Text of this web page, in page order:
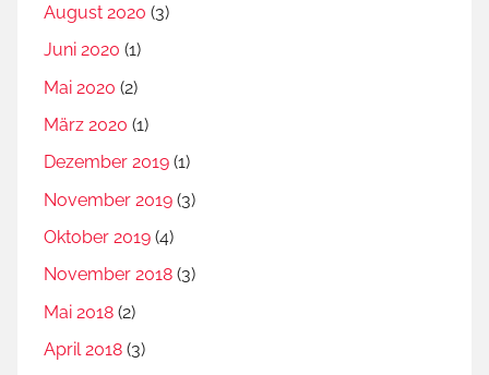
August 2020 (3)
Juni 2020 (1)
Mai 2020 (2)
März 2020 (1)
Dezember 2019 (1)
November 2019 (3)
Oktober 2019 (4)
November 2018 (3)
Mai 2018 (2)
April 2018 (3)